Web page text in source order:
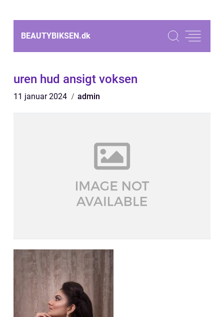
BEAUTYBIKSEN.dk
uren hud ansigt voksen
11 januar 2024 admin